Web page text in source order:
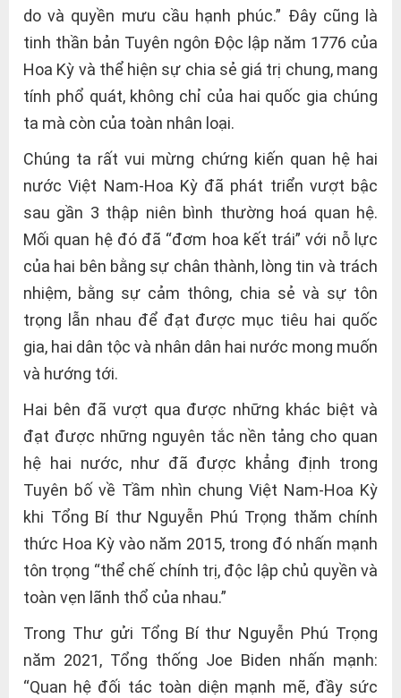
do và quyền mưu cầu hạnh phúc.” Đây cũng là
tinh thần bản Tuyên ngôn Độc lập năm 1776 của
Hoa Kỳ và thể hiện sự chia sẻ giá trị chung, mang
tính phổ quát, không chỉ của hai quốc gia chúng
ta mà còn của toàn nhân loại.
Chúng ta rất vui mừng chứng kiến quan hệ hai
nước Việt Nam-Hoa Kỳ đã phát triển vượt bậc
sau gần 3 thập niên bình thường hoá quan hệ.
Mối quan hệ đó đã “đơm hoa kết trái” với nỗ lực
của hai bên bằng sự chân thành, lòng tin và trách
nhiệm, bằng sự cảm thông, chia sẻ và sự tôn
trọng lẫn nhau để đạt được mục tiêu hai quốc
gia, hai dân tộc và nhân dân hai nước mong muốn
và hướng tới.
Hai bên đã vượt qua được những khác biệt và
đạt được những nguyên tắc nền tảng cho quan
hệ hai nước, như đã được khẳng định trong
Tuyên bố về Tầm nhìn chung Việt Nam-Hoa Kỳ
khi Tổng Bí thư Nguyễn Phú Trọng thăm chính
thức Hoa Kỳ vào năm 2015, trong đó nhấn mạnh
tôn trọng “thể chế chính trị, độc lập chủ quyền và
toàn vẹn lãnh thổ của nhau.”
Trong Thư gửi Tổng Bí thư Nguyễn Phú Trọng
năm 2021, Tổng thống Joe Biden nhấn mạnh:
“Quan hệ đối tác toàn diện mạnh mẽ, đầy sức